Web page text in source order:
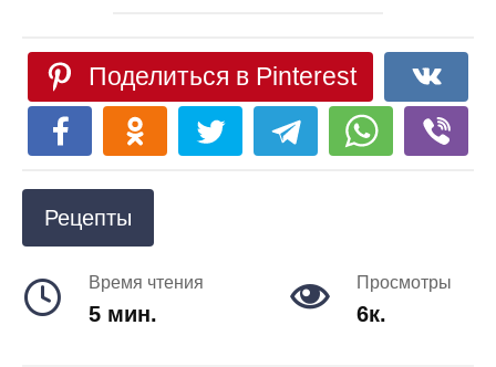
Поделиться в Pinterest
Рецепты
Время чтения
5 мин.
Просмотры
6к.